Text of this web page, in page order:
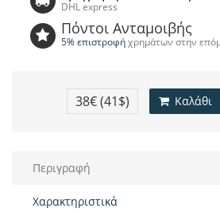
DHL express
Πόντοι Ανταμοιβής
5% επιστροφήχρημάτων στην
38€(41$) Καλάθι
Περιγραφή
Χαρακτηριστικά